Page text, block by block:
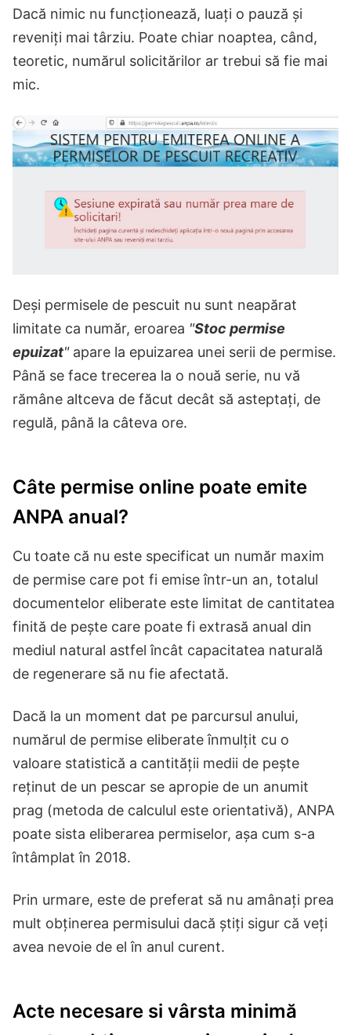
Dacă nimic nu funcționează, luați o pauză și
reveniți mai târziu. Poate chiar noaptea, când,
teoretic, numărul solicitărilor ar trebui să fie mai
mic.
Deși permisele de pescuit nu sunt neapărat
limitate ca număr, eroarea "Stoc permise
epuizat"apare la epuizarea unei serii de permise.
Până se face trecerea la o nouă serie, nu vă
rămâne altceva de făcut decât să asteptați, de
regulă, până la câteva ore.
Câte permise online poate emite
ANPA anual?
Cu toate că nu este specificat un număr maxim
de permise care pot fi emise într-un an, totalul
documentelor eliberate este limitat de cantitatea
finită de pește care poate fi extrasă anual din
mediul natural astfel încât capacitatea naturală
de regenerare să nu fie afectată.
Dacă la un moment dat pe parcursul anului,
numărul de permise eliberate înmulțit cu o
valoare statistică a cantității medii de pește
reținut de un pescar se apropie de un anumit
prag (metoda de calculul este orientativă), ANPA
poate sista eliberarea permiselor, așa cum s-a
întâmplat în 2018.
Prin urmare, este de preferat să nu amânați prea
mult obținerea permisului dacă știți sigur că veți
avea nevoie de el în anul curent.
Acte necesare si vârsta minimă